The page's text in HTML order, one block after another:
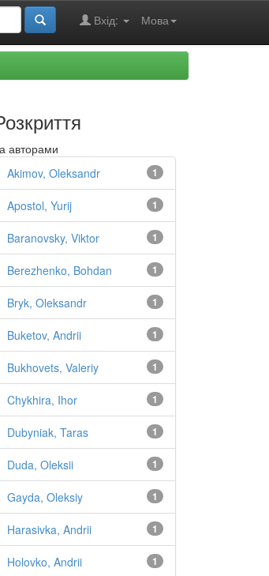
Мова
Вхід:
авторами
1
Akimov, Oleksandr
1
Apostol, Yurij
1
Baranovsky, Viktor
1
Berezhenko, Bohdan
1
Bryk, Oleksandr
1
Buketov, Andrii
1
Bukhovets, Valeriy
1
Chykhira, Ihor
1
Dubyniak, Taras
1
Duda, Oleksii
1
Gayda, Oleksiy
1
Harasivka, Andrii
1
Holovko, Andrii